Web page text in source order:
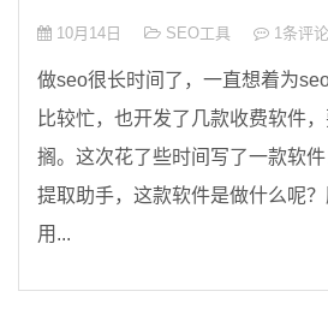
10月14日 SEO工具 1条评论
做seo很长时间了，一直想着为
比较忙，也开发了几款收费软件
搁。这次花了些时间写了一款软
提取助手，这款软件是做什么呢？
用...